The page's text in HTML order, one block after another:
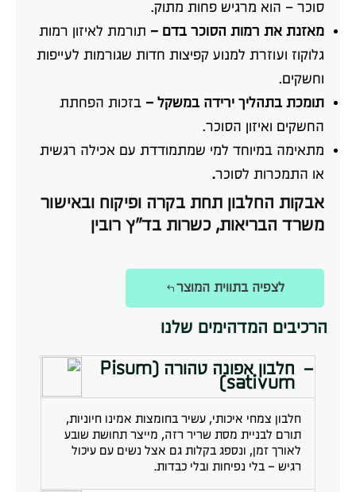
סוכר – הוא מרגיש פחות מתוק.
מאזנת את רמות הסוכר בדם – תורמת לאיזון רמות
גלוקוז ועוזרת למנוע קפיצות חדות שגורמות לעייפות
וחשקים.
תומכת בתהליך ירידה במשקל – בזכות הפחתת
החשקים ואיזון הסוכר.
מתאימה במיוחד למי שמתמודדת עם אכילה רגשית
או התמכרות לסוכר.
אבקות החלבון תחת בקרה ופיקוח ובאישור
משרד הבריאות, כשרות בד״ץ רובין
לצפיה בתווית המוצר
הרכיבים המדהימים שלנו
חלבון אפונה טהורה (Pisum
sativum)
חלבון צמחי איכותי, עשיר בחומצות אמינו חיוניות,
תורם לבניית מסת שריר רזה, מייצר תחושת שובע
לאורך זמן, ונספג בקלות גם אצל נשים עם עיכול
רגיש – בלי נפיחות ובלי כבדות.